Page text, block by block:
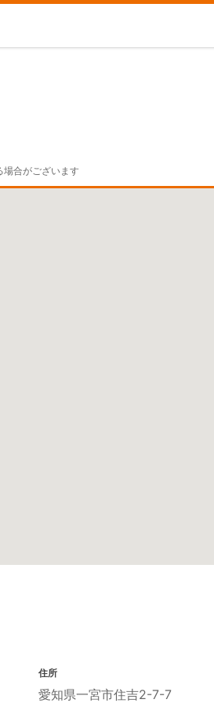
場合がございます
住所
愛知県一宮市住吉2-7-7